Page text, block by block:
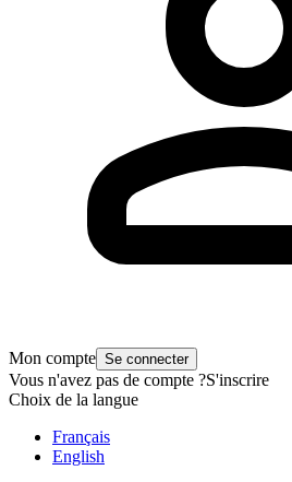
Mon compte Se connecter
Vous n'avez pas de compte ?S'inscrire
Choix de la langue
Français
English